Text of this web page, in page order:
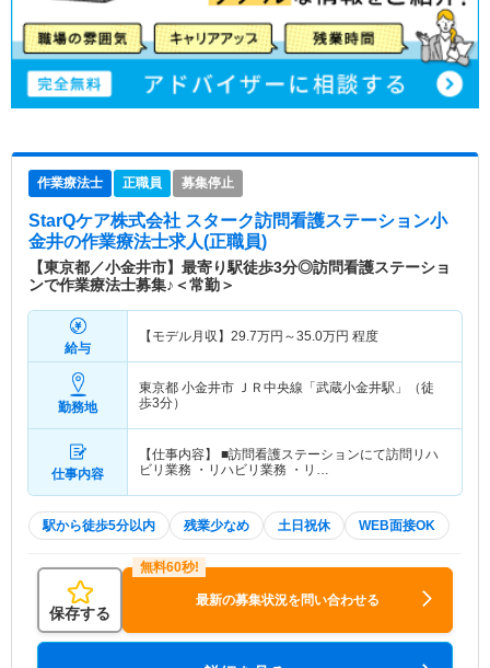
作業療法士 正職員 募集停止
StarQケア株式会社 スターク訪問看護ステーション小
金井の作業療法士求人(正職員)
【東京都／小金井市】最寄り駅徒歩3分◎訪問看護ステーショ
ンで作業療法士募集♪＜常勤＞
給与
【モデル月収】 29.7万円～35.0万円 程度
勤務地
東京都 小金井市 ＪＲ中央線「武蔵小金井駅」（徒
歩3分）
仕事内容
【仕事内容】 ■訪問看護ステーションにて訪問リハ
ビリ業務 ・リハビリ業務 ・リ…
駅から徒歩5分以内 残業少なめ 土日祝休 WEB面接OK
保存する
最新の募集状況を問い合わせる